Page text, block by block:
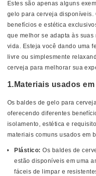
Estes são apenas alguns
gelo para cerveja
benefícios e estética
que melhor se adapta às
vida. Esteja você dando uma
livre ou simplesmente
cerveja para melhorar sua
1.Materiais usados
Os baldes de gelo para
oferecendo diferentes
isolamento, estética e
materiais comuns usados ​​em
Plástico:Os baldes de
estão disponíveis em uma
fáceis de limpar e